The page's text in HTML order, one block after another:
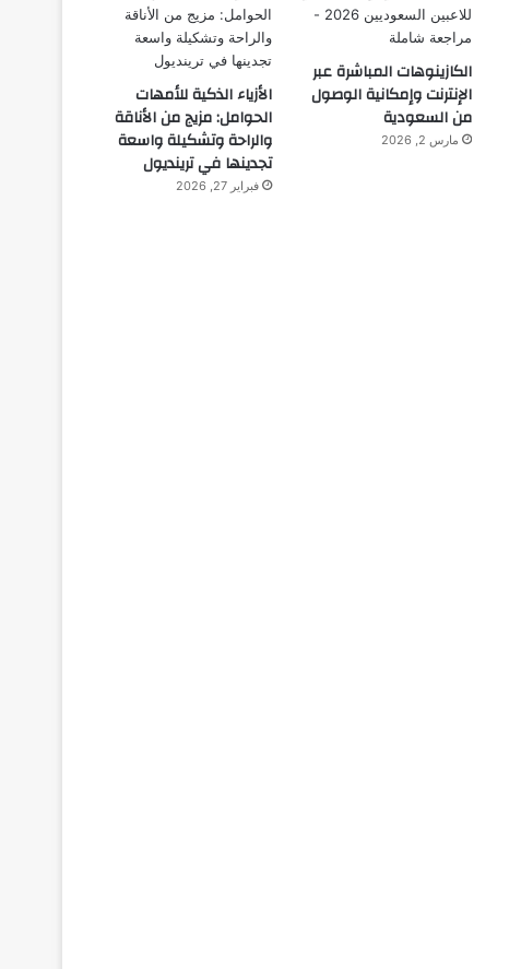
الكازينوهات المباشرة عبر
الإنترنت وإمكانية الوصول
من السعودية
مارس 2, 2026
الأزياء الذكية للأمهات
الحوامل: مزيج من الأناقة
والراحة وتشكيلة واسعة
تجدينها في ترينديول
فبراير 27, 2026